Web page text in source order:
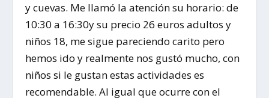
y cuevas. Me llamó la atención su horario: de
10:30 a 16:30y su precio 26 euros adultos y
niños 18, me sigue pareciendo carito pero
hemos ido y realmente nos gustó mucho, con
niños si le gustan estas actividades es
recomendable. Al igual que ocurre con el